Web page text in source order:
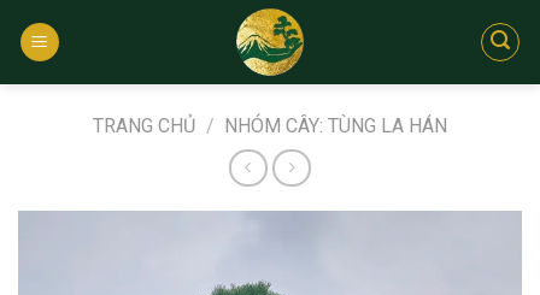
qua
TRANG CHỦ / NHÓM CÂY: TÙNG LA HÁN